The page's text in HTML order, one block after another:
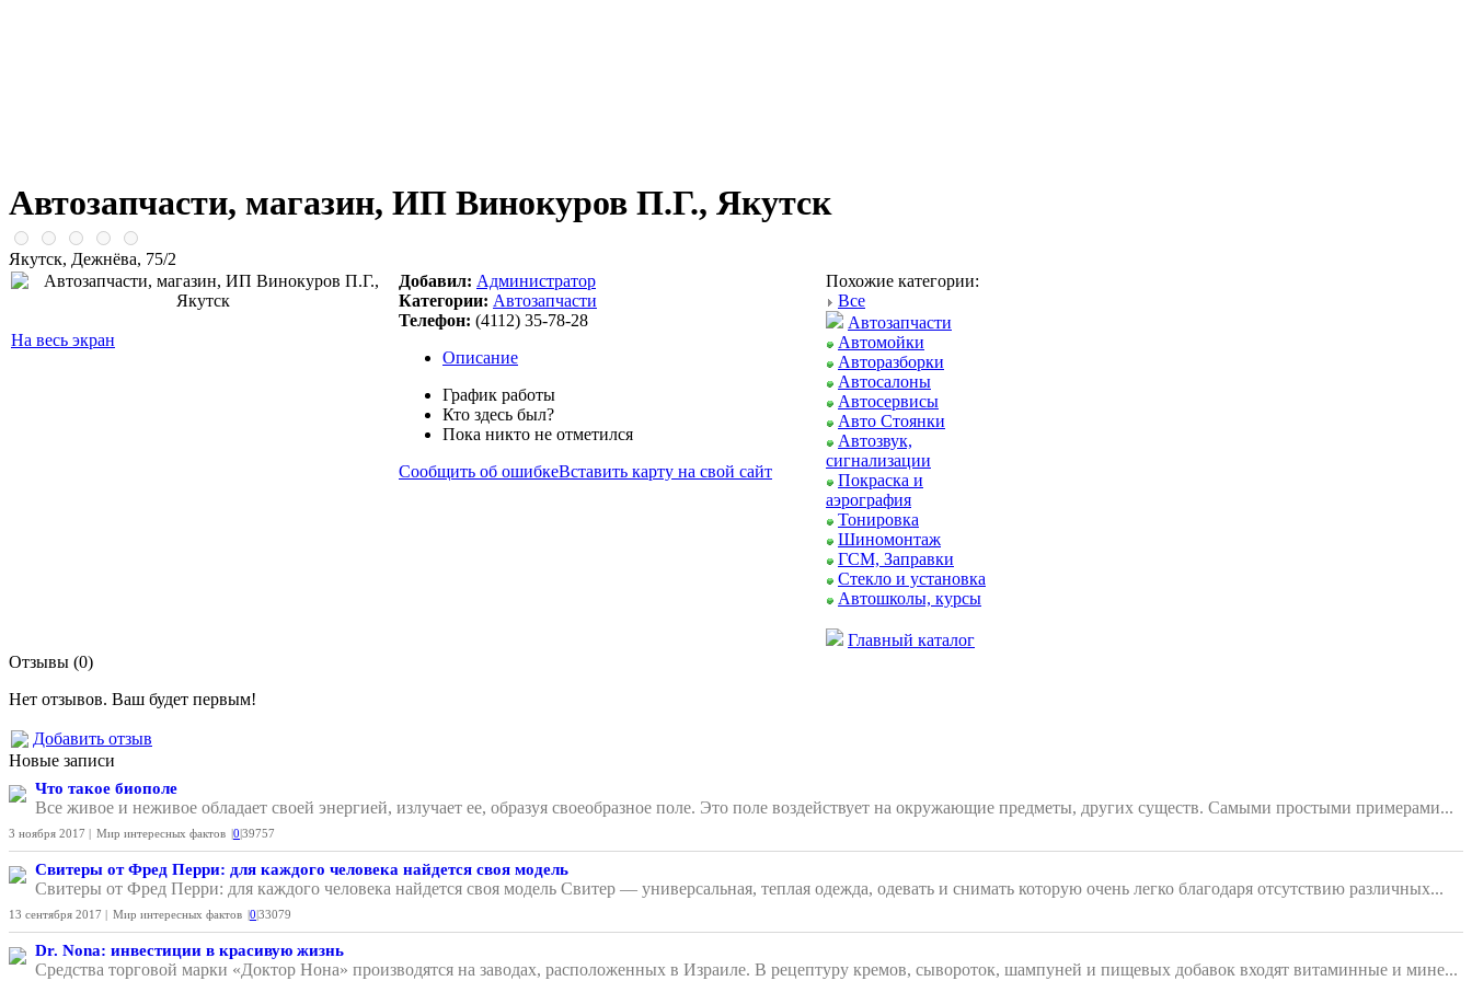
Автозапчасти, магазин, ИП Винокуров П.Г., Якутск
Якутск, Дежнёва, 75/2
На весь экран
Добавил: Администратор
Категории: Автозапчасти
Телефон: (4112) 35-78-28
Описание
График работы
Кто здесь был?
Пока никто не отметился
Сообщить об ошибкеВставить карту на свой сайт
Похожие категории:
Все
Автозапчасти
Автомойки
Авторазборки
Автосалоны
Автосервисы
Авто Стоянки
Автозвук,
сигнализации
Покраска и
аэрография
Тонировка
Шиномонтаж
ГСМ, Заправки
Стекло и установка
Автошколы, курсы
Главный каталог
Отзывы (0)
Нет отзывов. Ваш будет первым!
Добавить отзыв
Новые записи
Что такое биополе
Все живое и неживое обладает своей энергией, излучает ее, образуя своеобразное поле. Это поле воздействует на окружающие предметы, других существ. Самыми простыми примерами...
3 ноября 2017 | Мир интересных фактов 0 39757
Свитеры от Фред Перри: для каждого человека найдется своя модель
Свитеры от Фред Перри: для каждого человека найдется своя модель Свитер — универсальная, теплая одежда, одевать и снимать которую очень легко благодаря отсутствию различных...
13 сентября 2017 | Мир интересных фактов 0 33079
Dr. Nona: инвестиции в красивую жизнь
Средства торговой марки «Доктор Нона» производятся на заводах, расположенных в Израиле. В рецептуру кремов, сывороток, шампуней и пищевых добавок входят витаминные и мине...